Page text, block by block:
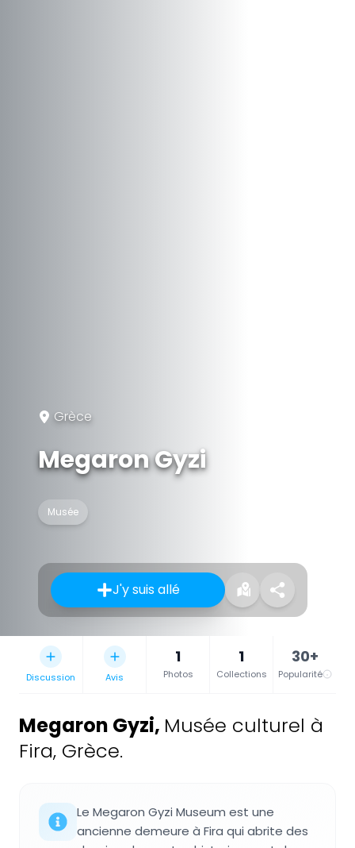
Grèce
Megaron Gyzi
Musée
J'y suis allé
Discussion Avis
1
Photos
1
Collections
30+
Popularité
Megaron Gyzi, Musée culturel à
Fira, Grèce.
Le Megaron Gyzi Museum est une
ancienne demeure à Fira qui abrite des